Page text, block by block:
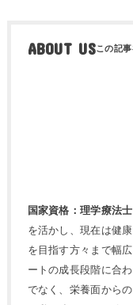
ABOUT US
国家資格：理学療法士
を活かし、現在は健
を目指す方々まで幅
ートの成長段階に合
でなく、栄養面から